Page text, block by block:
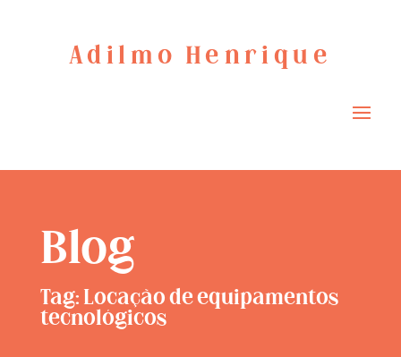
Adilmo Henrique
Blog
Tag: Locação de equipamentos
tecnológicos